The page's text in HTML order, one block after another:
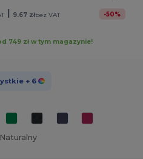
| 9.67 złbez VAT -50%
749 zł w tym magazynie!
+ 6
Naturalny